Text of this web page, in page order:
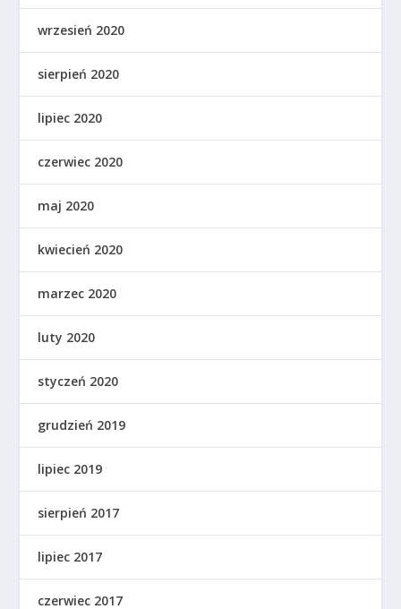
wrzesień 2020
sierpień 2020
lipiec 2020
czerwiec 2020
maj 2020
kwiecień 2020
marzec 2020
luty 2020
styczeń 2020
grudzień 2019
lipiec 2019
sierpień 2017
lipiec 2017
czerwiec 2017